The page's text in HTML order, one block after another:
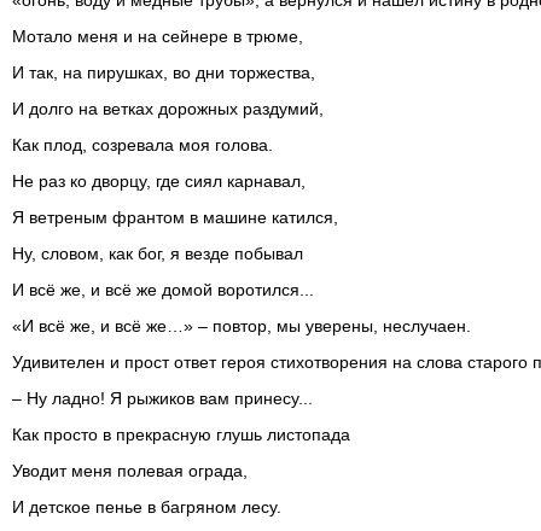
Мотало меня и на сейнере в трюме,
И так, на пирушках, во дни торжества,
И долго на ветках дорожных раздумий,
Как плод, созревала моя голова.
Не раз ко дворцу, где сиял карнавал,
Я ветреным франтом в машине катился,
Ну, словом, как бог, я везде побывал
И всё же, и всё же домой воротился...
«И всё же, и всё же…» – повтор, мы уверены, неслучаен.
Удивителен и прост ответ героя стихотворения на слова старого
– Ну ладно! Я рыжиков вам принесу...
Как просто в прекрасную глушь листопада
Уводит меня полевая ограда,
И детское пенье в багряном лесу.